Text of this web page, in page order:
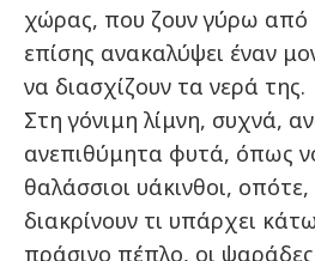
χώρας, που ζουν γύρω από
επίσης ανακαλύψει έναν
να διασχίζουν τα νερά της.
Στη γόνιμη λίμνη, συχνά,
ανεπιθύμητα φυτά, όπως
θαλάσσιοι υάκινθοι,
διακρίνουν τι υπάρχει
πράσινο πέπλο, οι